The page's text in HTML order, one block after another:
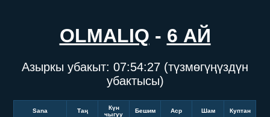
OLMALIQ - 6 АЙ
Азыркы убакыт: 07:54:27 (түзмөгүңүздүн
убактысы)
Sana Таң
Күн
чыгуу
Бешим Аср Шам Куптан